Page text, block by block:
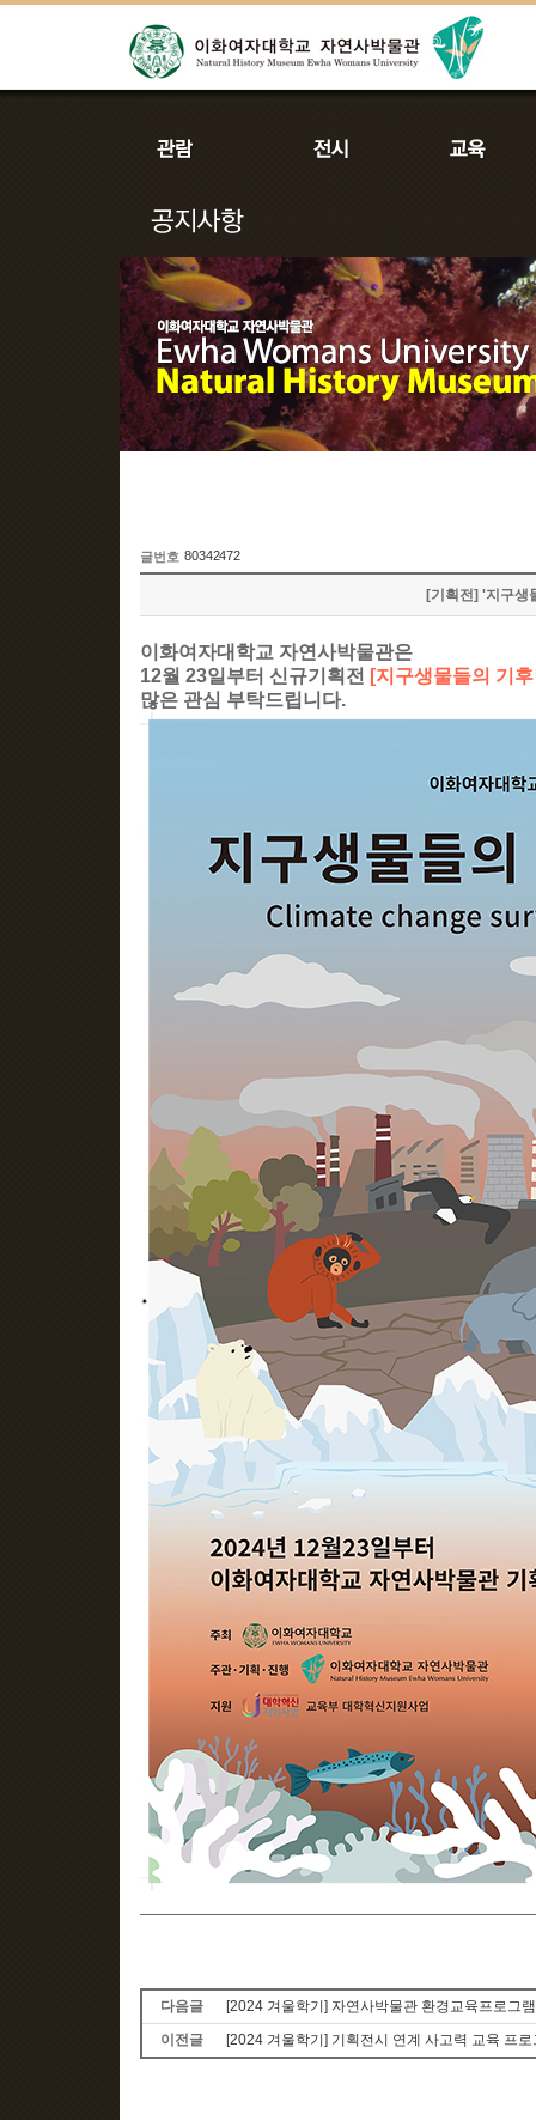
글번호 80342472
[기획전] '지구생
이화여자대학교 자연사박물관은
12월 23일부터 신규기획전 [지구생물들의 기
많은 관심 부탁드립니다.
다음글
[2024 겨울학기] 자연사박물관 환경교육프로그
이전글
[2024 겨울학기] 기획전시 연계 사고력 교육 프로